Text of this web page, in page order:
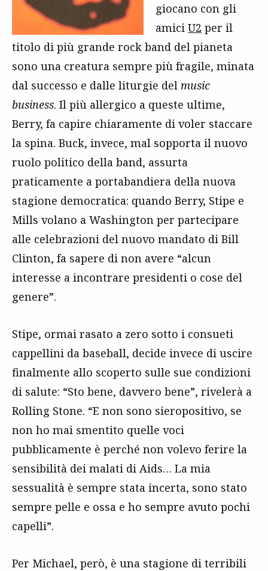
giocano con gli
amici U2 per il
titolo di più grande rock band del pianeta
sono una creatura sempre più fragile, minata
dal successo e dalle liturgie del music
business. Il più allergico a queste ultime,
Berry, fa capire chiaramente di voler staccare
la spina. Buck, invece, mal sopporta il nuovo
ruolo politico della band, assurta
praticamente a portabandiera della nuova
stagione democratica: quando Berry, Stipe e
Mills volano a Washington per partecipare
alle celebrazioni del nuovo mandato di Bill
Clinton, fa sapere di non avere “alcun
interesse a incontrare presidenti o cose del
genere”.
Stipe, ormai rasato a zero sotto i consueti
cappellini da baseball, decide invece di uscire
finalmente allo scoperto sulle sue condizioni
di salute: “Sto bene, davvero bene”, rivelerà a
Rolling Stone. “E non sono sieropositivo, se
non ho mai smentito quelle voci
pubblicamente è perché non volevo ferire la
sensibilità dei malati di Aids… La mia
sessualità è sempre stata incerta, sono stato
sempre pelle e ossa e ho sempre avuto pochi
capelli”.
Per Michael, però, è una stagione di terribili